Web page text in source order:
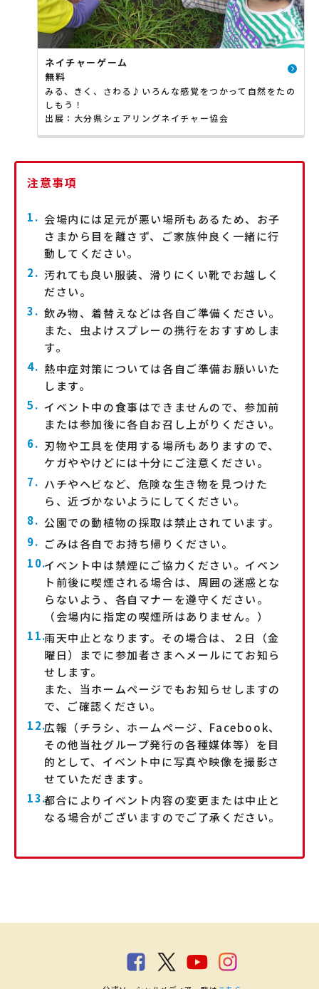
ネイチャーゲーム
無料
みる、きく、さわる♪いろんな感覚をつかって自然をたの
しもう！
出展：大分県シェアリングネイチャー協会
注意事項
会場内には足元が悪い場所もあるため、お子
さまから目を離さず、ご家族仲良く一緒に行
動してください。
汚れても良い服装、滑りにくい靴でお越しく
ださい。
飲み物、着替えなどは各自ご準備ください。
また、虫よけスプレーの携行をおすすめしま
す。
熱中症対策については各自ご準備お願いいた
します。
イベント中の食事はできませんので、参加前
または参加後に各自お召し上がりください。
刃物や工具を使用する場所もありますので、
ケガややけどには十分にご注意ください。
ハチやヘビなど、危険な生き物を見つけた
ら、近づかないようにしてください。
公園での動植物の採取は禁止されています。
ごみは各自でお持ち帰りください。
イベント中は禁煙にご協力ください。イベン
ト前後に喫煙される場合は、周囲の迷惑とな
らないよう、各自マナーを遵守ください。
（会場内に指定の喫煙所はありません。）
雨天中止となります。その場合は、２日（金
曜日）までに参加者さまへメールにてお知ら
せします。
また、当ホームページでもお知らせしますの
で、ご確認ください。
広報（チラシ、ホームページ、Facebook、
その他当社グループ発行の各種媒体等）を目
的として、イベント中に写真や映像を撮影さ
せていただきます。
都合によりイベント内容の変更または中止と
なる場合がございますのでご了承ください。